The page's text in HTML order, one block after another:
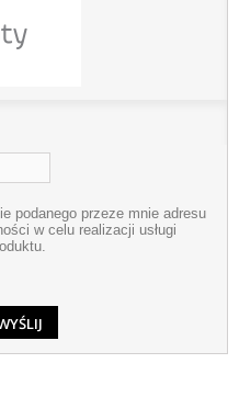
podanego przeze mnie adresu
w celu realizacji usługi